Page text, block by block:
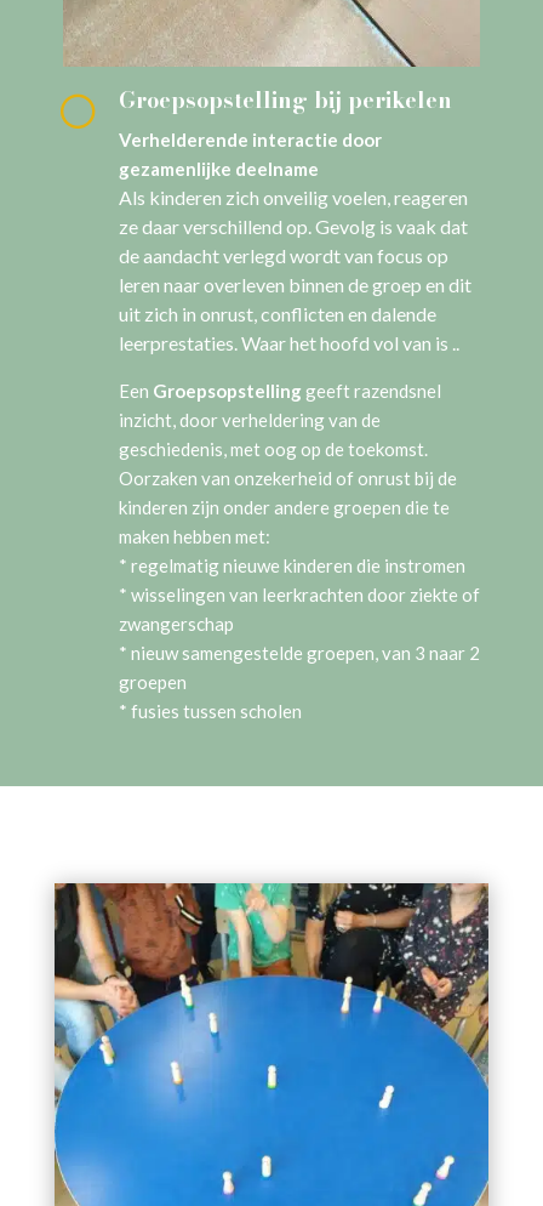
[ Groepsopstelling bij perikelen
Verhelderende interactie door
gezamenlijke deelname
Als kinderen zich onveilig voelen, reageren
ze daar verschillend op. Gevolg is vaak dat
de aandacht verlegd wordt van focus op
leren naar overleven binnen de groep en dit
uit zich in onrust, conflicten en dalende
leerprestaties. Waar het hoofd vol van is ..
Een Groepsopstelling geeft razendsnel
inzicht, door verheldering van de
geschiedenis, met oog op de toekomst.
Oorzaken van onzekerheid of onrust bij de
kinderen zijn onder andere groepen die te
maken hebben met:
* regelmatig nieuwe kinderen die instromen
* wisselingen van leerkrachten door ziekte of
zwangerschap
* nieuw samengestelde groepen, van 3 naar 2
groepen
* fusies tussen scholen